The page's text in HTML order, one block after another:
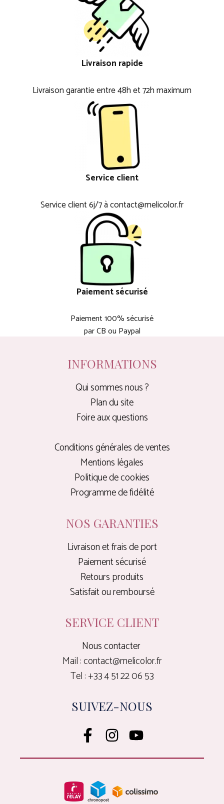
Livraison rapide
Livraison garantie entre 48h et 72h maximum
Service client
Service client 6j/7 à contact@melicolor.fr
Paiement sécurisé
Paiement 100% sécurisé
par CB ou Paypal
INFORMATIONS
Qui sommes nous ?
Plan du site
Foire aux questions
Conditions générales de ventes
Mentions légales
Politique de cookies
Programme de fidélité
NOS GARANTIES
Livraison et frais de port
Paiement sécurisé
Retours produits
Satisfait ou remboursé
SERVICE CLIENT
Nous contacter
Mail : contact@melicolor.fr
Tel : +33 4 51 22 06 53
SUIVEZ-NOUS